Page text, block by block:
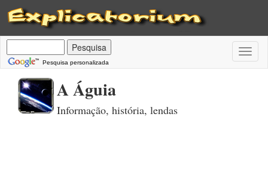
Pesquisa personalizada
A Águia
Informação, história, lendas